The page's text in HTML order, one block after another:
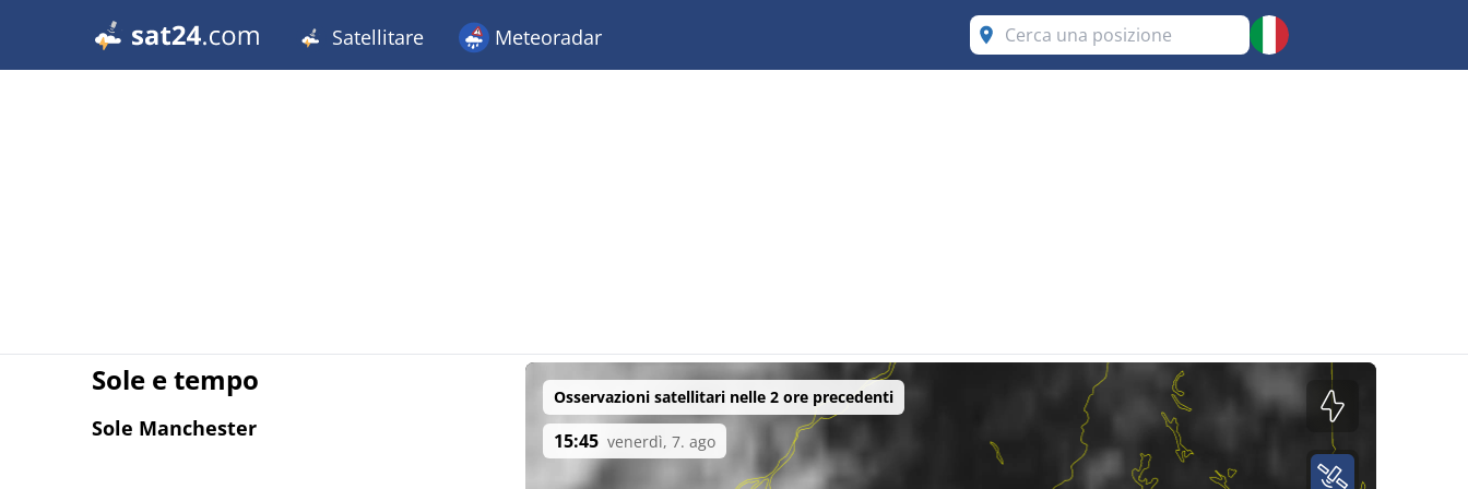
Satellitare Meteoradar
Sole e tempo
Sole Manchester
Osservazioni satellitari nelle 2 ore precedenti
15:45 venerdì, 7. ago